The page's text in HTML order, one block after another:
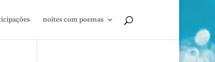
noites com poemas